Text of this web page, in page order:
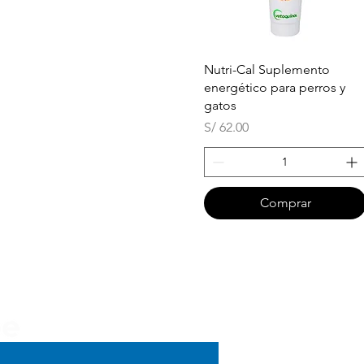
Vista rápida
Nutri-Cal Suplemento
energético para perros y
gatos
Precio
S/ 62.00
Comprar